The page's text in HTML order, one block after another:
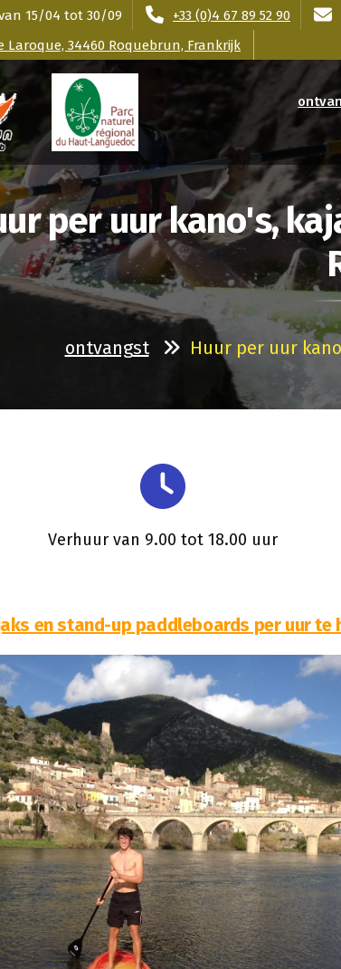
15/04 tot 30/09 +33 (0)4 67 89 52 90
Laroque, 34460 Roquebrun, Frankrijk
park
per uur kano's,
ontvangst Huur per uur
Verhuur van 9.00 tot 18.00 uur
en stand-up paddleboards per uur te